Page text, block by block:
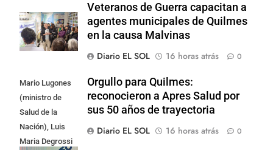
Veteranos de Guerra capacitan a
agentes municipales de Quilmes
en la causa Malvinas
Diario EL SOL
16 horas atrás 0
Mario Lugones
(ministro de
Salud de la
Nación), Luis
Maria Degrossi
Orgullo para Quilmes:
reconocieron a Apres Salud por
sus 50 años de trayectoria
Diario EL SOL
16 horas atrás 0